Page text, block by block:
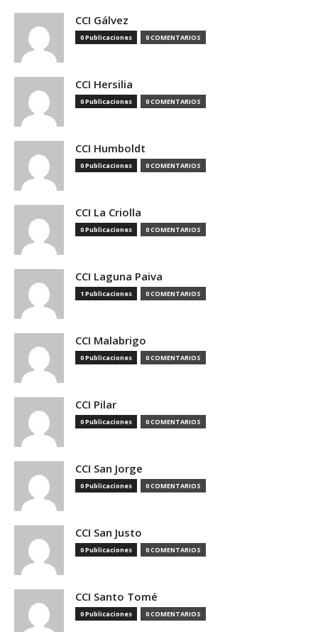
CCI Gálvez
0 Publicaciones 0 COMENTARIOS
CCI Hersilia
0 Publicaciones 0 COMENTARIOS
CCI Humboldt
0 Publicaciones 0 COMENTARIOS
CCI La Criolla
0 Publicaciones 0 COMENTARIOS
CCI Laguna Paiva
1 Publicaciones 0 COMENTARIOS
CCI Malabrigo
0 Publicaciones 0 COMENTARIOS
CCI Pilar
0 Publicaciones 0 COMENTARIOS
CCI San Jorge
0 Publicaciones 0 COMENTARIOS
CCI San Justo
0 Publicaciones 0 COMENTARIOS
CCI Santo Tomé
0 Publicaciones 0 COMENTARIOS